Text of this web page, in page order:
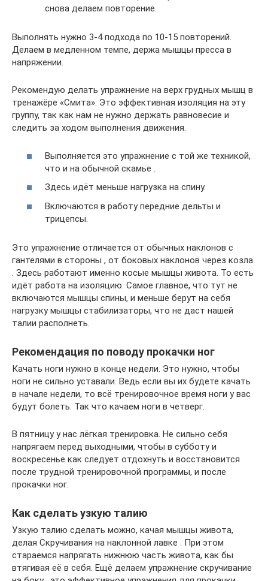
снова делаем повторение.
Выполнять нужно 3-4 подхода по 10-15 повторений.
Делаем в медленном темпе, держа мышцы пресса в
напряжении.
Рекомендую делать упражнение на верх грудных мышц в
тренажёре «Смита». Это эффективная изоляция на эту
группу, так как нам не нужно держать равновесие и
следить за ходом выполнения движения.
Выполняется это упражнение с той же техникой,
что и на обычной скамье .
Здесь идёт меньше нагрузка на спину.
Включаются в работу передние дельты и
трицепсы.
Это упражнение отличается от обычных наклонов с
гантелями в стороны , от боковых наклонов через козла
. Здесь работают именно косые мышцы живота. То есть
идёт работа на изоляцию. Самое главное, что тут не
включаются мышцы спины, и меньше берут на себя
нагрузку мышцы стабилизаторы, что не даст нашей
талии располнеть.
Рекомендация по поводу прокачки ног
Качать ноги нужно в конце недели. Это нужно, чтобы
ноги не сильно уставали. Ведь если вы их будете качать
в начале недели, то всё тренировочное время ноги у вас
будут болеть. Так что качаем ноги в четверг.
В пятницу у нас лёгкая тренировка. Не сильно себя
напрягаем перед выходными, чтобы в субботу и
воскресенье как следует отдохнуть и восстановится
после трудной тренировочной программы, и после
прокачки ног.
Как сделать узкую талию
Узкую талию сделать можно, качая мышцы живота,
делая Скручивания на наклонной лавке . При этом
стараемся напрягать нижнюю часть живота, как бы
втягивая её в себя. Ещё делаем упражнение скручивание